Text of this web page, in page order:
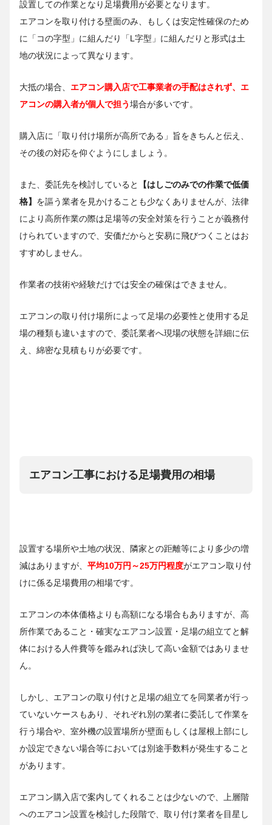
設置しての作業となり足場費用が必要となります。
エアコンを取り付ける壁面のみ、もしくは安定性確保のため
に「コの字型」に組んだり「L字型」に組んだりと形式は土
地の状況によって異なります。
大抵の場合、 エアコン購入店で工事業者の手配はされず、エ
アコンの購入者が個人で担う場合が多いです。
購入店に「取り付け場所が高所である」旨をきちんと伝え、
その後の対応を仰ぐようにしましょう。
また、委託先を検討していると
【はしごのみでの作業で低価
格】 を謳う業者を見かけることも少なくありませんが、法律
により高所作業の際は足場等の安全対策を行うことが義務付
けられていますので、安価だからと安易に飛びつくことはお
すすめしません。
作業者の技術や経験だけでは安全の確保はできません。
エアコンの取り付け場所によって足場の必要性と使用する足
場の種類も違いますので、委託業者へ現場の状態を詳細に伝
え、綿密な見積もりが必要です。
エアコン工事における足場費用の相場
設置する場所や土地の状況、隣家との距離等により多少の増
減はありますが、 平均10万円～25万円程度がエアコン取り付
けに係る足場費用の相場です。
エアコンの本体価格よりも高額になる場合もありますが、高
所作業であること・確実なエアコン設置・足場の組立てと解
体における人件費等を鑑みれば決して高い金額ではありませ
ん。
しかし、エアコンの取り付けと足場の組立てを同業者が行っ
ていないケースもあり、それぞれ別の業者に委託して作業を
行う場合や、室外機の設置場所が壁面もしくは屋根上部にし
か設定できない場合等においては別途手数料が発生すること
があります。
エアコン購入店で案内してくれることは少ないので、上層階
へのエアコン設置を検討した段階で、取り付け業者を目星し